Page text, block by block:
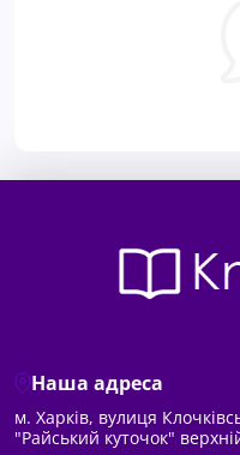
Наша адреса
м. Харків, вулиця
"Райський куточок"